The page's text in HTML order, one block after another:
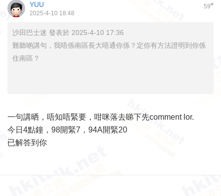
59#
YUU
2025-4-10 18:48
沙田巴士迷 發表於 2025-4-10 17:36
難聽啲講句，我唔係南區長大唔通你係？定你有方法證明到你係
住南區？
一句講晒，唔知唔緊要，咁咪落去睇下先comment lor.
今日4點鐘，98開緊7，94A開緊20
已解答到你